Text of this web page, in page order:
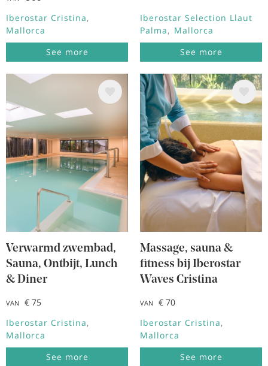
Iberostar Cristina
Mallorca
See more
Iberostar Selection Llaut
Palma
Mallorca
See more
Afbeelding
Verwarmd zwembad,
Sauna, Ontbijt, Lunch
& Diner
VAN
€ 75
Iberostar Cristina
Mallorca
See more
Afbeelding
Massage, sauna &
fitness bij Iberostar
Waves Cristina
VAN
€ 70
Iberostar Cristina
Mallorca
See more